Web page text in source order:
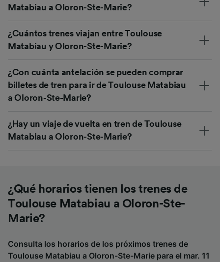
Matabiau a Oloron-Ste-Marie?
¿Cuántos trenes viajan entre Toulouse
Matabiau y Oloron-Ste-Marie?
¿Con cuánta antelación se pueden comprar
billetes de tren para ir de Toulouse Matabiau
a Oloron-Ste-Marie?
¿Hay un viaje de vuelta en tren de Toulouse
Matabiau a Oloron-Ste-Marie?
¿Qué horarios tienen los trenes de
Toulouse Matabiau a Oloron-Ste-
Marie?
Consulta los horarios de los próximos trenes de
Toulouse Matabiau a Oloron-Ste-Marie para el mar. 11